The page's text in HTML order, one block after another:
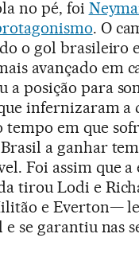
no pé, foi
. O
o gol brasileiro
avançado em
a posição para
infernizaram a
tempo em que
a ganhar
Foi assim que
tirou Lodi e
e Everton—
se garantiu nas